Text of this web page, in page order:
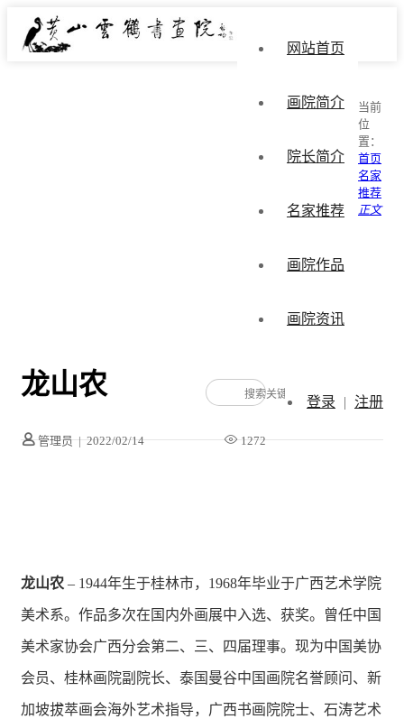
网站首页
画院简介
院长简介
名家推荐
画院作品
画院资讯
登录 | 注册
当前
位
置：
首页
名家
推荐
正文
龙山农
管理员 | 2022/02/14 1272
龙山农 – 1944年生于桂林市，1968年毕业于广西艺术学院
美术系。作品多次在国内外画展中入选、获奖。曾任中国
美术家协会广西分会第二、三、四届理事。现为中国美协
会员、桂林画院副院长、泰国曼谷中国画院名誉顾问、新
加坡拔萃画会海外艺术指导，广西书画院院士、石涛艺术